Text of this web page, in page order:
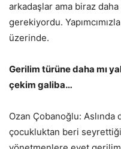
arkadaşlar ama biraz
gerekiyordu.
üzerinde.
Gerilim türüne daha mı
çekim galiba…
Ozan Çobanoğlu: Aslında
çocukluktan beri